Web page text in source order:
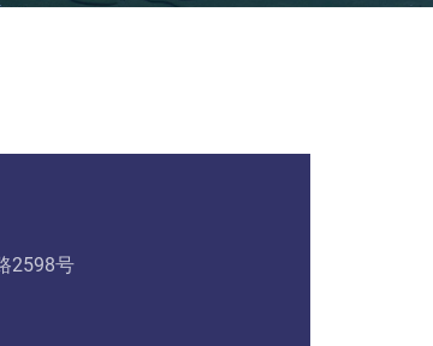
2598号